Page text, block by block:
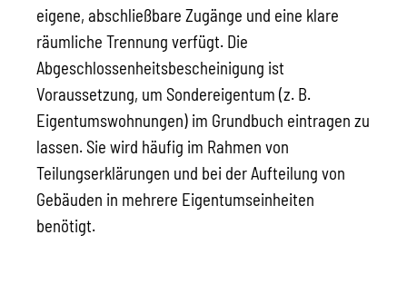
eigene, abschließbare Zugänge und eine klare
räumliche Trennung verfügt. Die
Abgeschlossenheitsbescheinigung ist
Voraussetzung, um Sondereigentum (z. B.
Eigentumswohnungen) im Grundbuch eintragen zu
lassen. Sie wird häufig im Rahmen von
Teilungserklärungen und bei der Aufteilung von
Gebäuden in mehrere Eigentumseinheiten
benötigt.